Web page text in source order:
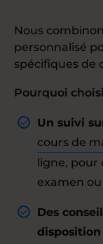
Nous
personnalisé
spécifiques de
Pourquoi
Un suivi
cours de
ligne, pour
examen ou
Des
disposition